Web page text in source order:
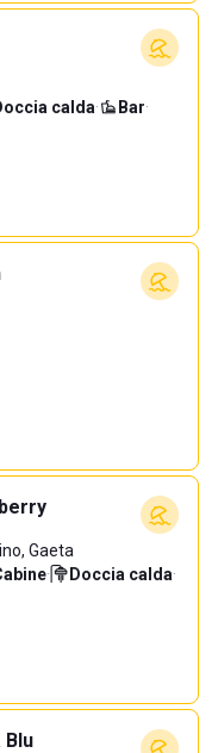
calda· Bar·
Gaeta
· Doccia calda·
Blu